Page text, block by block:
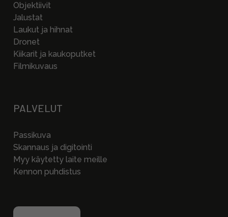
Objektiivit
Jalustat
Laukut ja hihnat
Dronet
Kiikarit ja kaukoputket
Filmikuvaus
PALVELUT
Passikuva
Skannaus ja digitointi
Myy käytetty laite meille
Kennon puhdistus